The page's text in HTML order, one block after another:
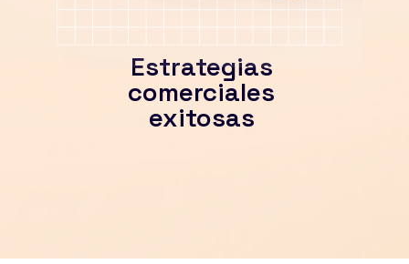
Estrategias
comerciales
exitosas